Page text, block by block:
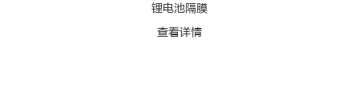
锂电池隔膜
查看详情